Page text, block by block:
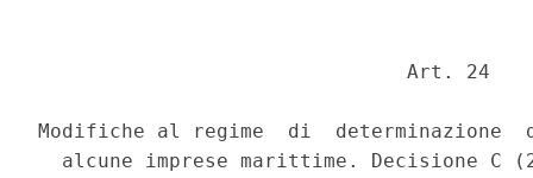
                               Art. 24
Modifiche al regime  di  determinazione
alcune imprese marittime. Decisione C